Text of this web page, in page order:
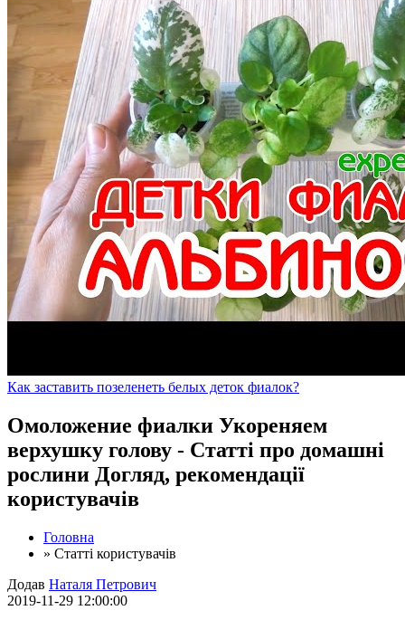
Как заставить позеленеть белых деток фиалок?
Омоложение фиалки Укореняем
верхушку голову - Статті про домашні
рослини Догляд, рекомендації
користувачів
Головна
» Статті користувачів
Додав Наталя Петрович
2019-11-29 12:00:00